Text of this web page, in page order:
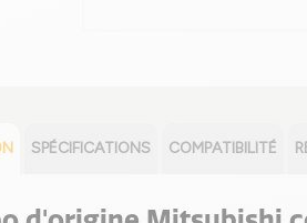
SPÉCIFICATIONS COMPATIBILITÉ